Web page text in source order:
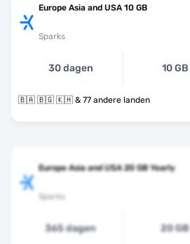
Europe Asia and USA 10 GB
Sparks
30 dagen 10 GB
🇧🇦 🇧🇬 🇰🇭 & 77 andere landen
Europe Asia and USA 20 GB Yearly
Sparks
365 dagen 20 GB